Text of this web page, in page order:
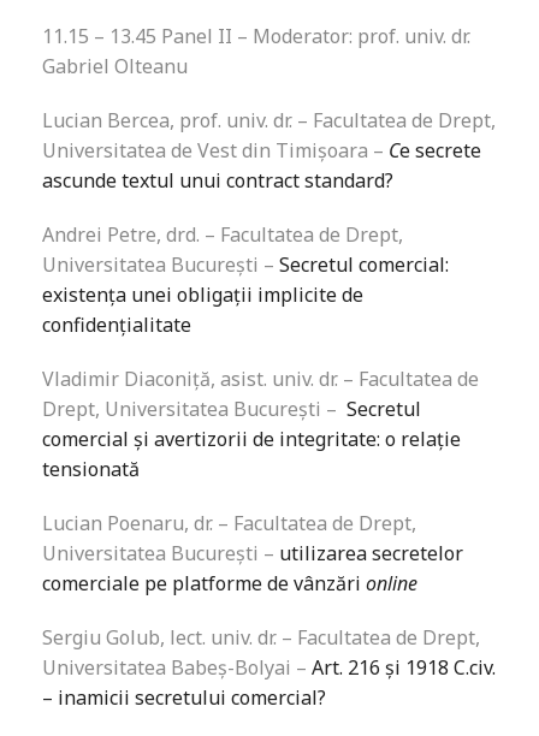
11.15 – 13.45 Panel II – Moderator: prof. univ. dr.
Gabriel Olteanu
Lucian Bercea, prof. univ. dr. – Facultatea de Drept,
Universitatea de Vest din Timișoara – Ce secrete
ascunde textul unui contract standard?
Andrei Petre, drd. – Facultatea de Drept,
Universitatea București – Secretul comercial:
existența unei obligații implicite de
confidențialitate
Vladimir Diaconiță, asist. univ. dr. – Facultatea de
Drept, Universitatea București – Secretul
comercial și avertizorii de integritate: o relație
tensionată
Lucian Poenaru, dr. – Facultatea de Drept,
Universitatea București – utilizarea secretelor
comerciale pe platforme de vânzări online
Sergiu Golub, lect. univ. dr. – Facultatea de Drept,
Universitatea Babeș-Bolyai – Art. 216 și 1918 C.civ.
– inamicii secretului comercial?